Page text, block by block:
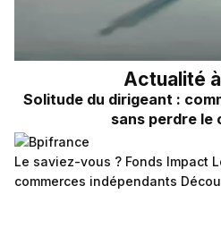
Actualité
Solitude du dirigeant :
sans perdre le
Le saviez-vous ? Fonds Impact
commerces indépendants